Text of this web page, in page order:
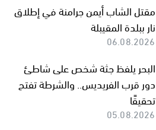
مقتل الشاب أيمن جرامنة في إطلاق
نار ببلدة المقيبلة
06.08.2026
البحر يلفظ جثة شخص على شاطئ
دور قرب الفريديس.. والشرطة تفتح
تحقيقًا
05.08.2026